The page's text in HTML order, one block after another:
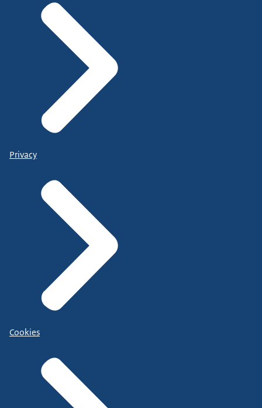
Privacy
Cookies